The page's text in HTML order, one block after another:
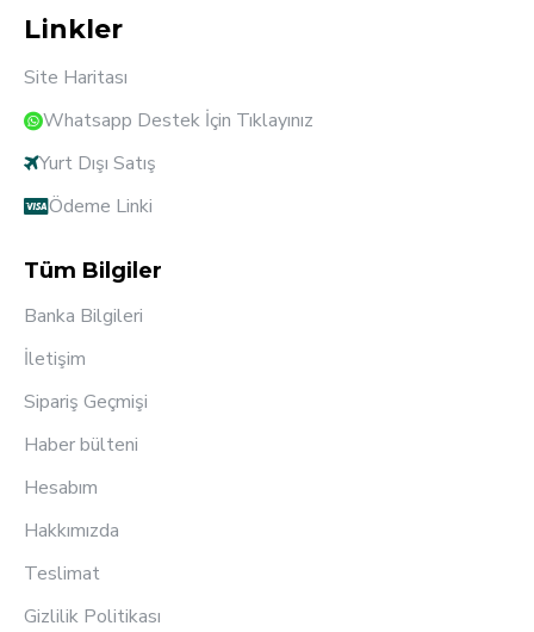
Linkler
Site Haritası
Whatsapp Destek İçin Tıklayınız
Yurt Dışı Satış
Ödeme Linki
Tüm Bilgiler
Banka Bilgileri
İletişim
Sipariş Geçmişi
Haber bülteni
Hesabım
Hakkımızda
Teslimat
Gizlilik Politikası